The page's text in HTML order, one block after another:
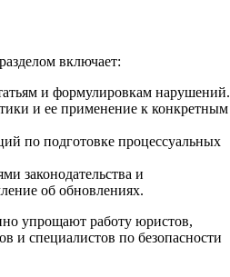
включает:
и формулировкам нарушений.
и ее применение к конкретным
по подготовке процессуальных
законодательства и
об обновлениях.
упрощают работу юристов,
и специалистов по безопасности